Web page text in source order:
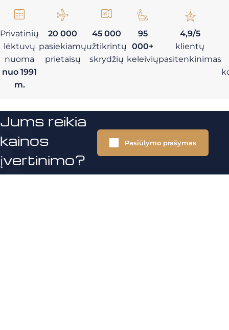
Privatinių
lėktuvų
nuoma
nuo 1991
m.
20 000
pasiekiamų
prietaisų
45 000
užtikrintų
skrydžių
95
000+
keleivių
4,9/5
klientų
pasitenkinimas
Jums reikia
kainos
įvertinimo?
Pasiūlymo prašymas